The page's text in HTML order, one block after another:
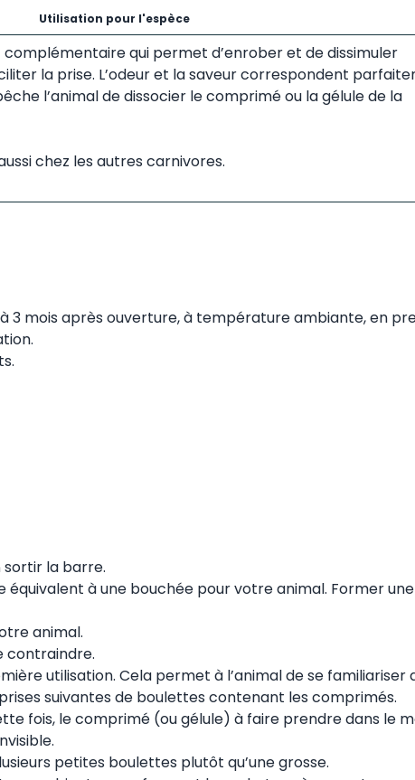
Utilisation pour l'espèce
complémentaire qui permet d’enrober et de dissimuler
la prise. L’odeur et la saveur correspondent
l’animal de dissocier le comprimé ou la gélule de la
chez les autres carnivores.
3 mois après ouverture, à température ambiante, en
sortir la barre.
équivalent à une bouchée pour votre animal. Former
animal.
contraindre.
utilisation. Cela permet à l’animal de se familiariser
suivantes de boulettes contenant les comprimés.
fois, le comprimé (ou gélule) à faire prendre dans le
petites boulettes plutôt qu’une grosse.